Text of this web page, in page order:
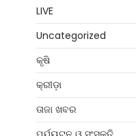
LIVE
Uncategorized
କୃଷି
କ୍ରୀଡ଼ା
ତାଜା ଖବର